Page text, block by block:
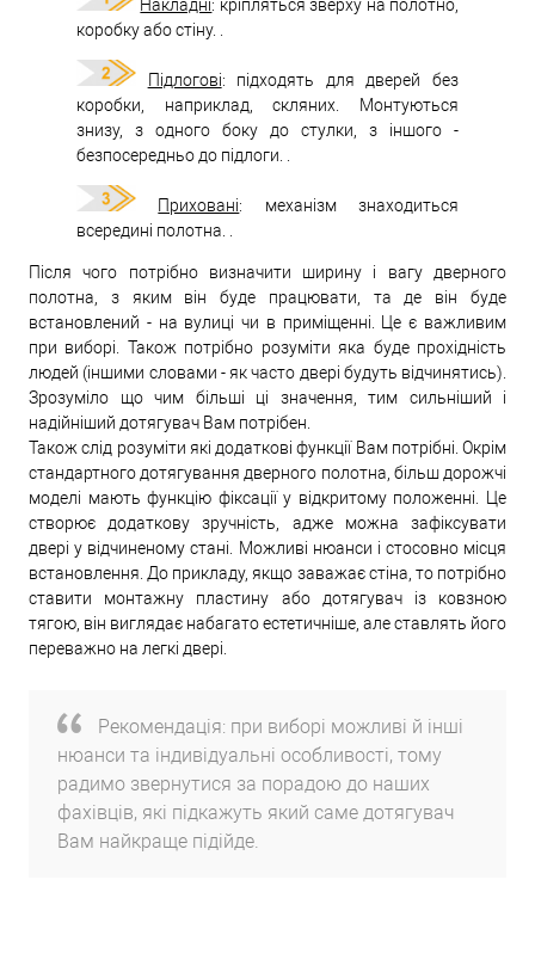
Накладні: кріпляться зверху на полотно,
коробку або стіну. .
Підлогові: підходять для дверей без
коробки, наприклад, скляних. Монтуються
знизу, з одного боку до стулки, з іншого -
безпосередньо до підлоги. .
Приховані: механізм знаходиться
всередині полотна. .
Після чого потрібно визначити ширину і вагу дверного
полотна, з яким він буде працювати, та де він буде
встановлений - на вулиці чи в приміщенні. Це є важливим
при виборі. Також потрібно розуміти яка буде прохідність
людей (іншими словами - як часто двері будуть відчинятись).
Зрозуміло що чим більші ці значення, тим сильніший і
надійніший дотягувач Вам потрібен.
Також слід розуміти які додаткові функції Вам потрібні. Окрім
стандартного дотягування дверного полотна, більш дорожчі
моделі мають функцію фіксації у відкритому положенні. Це
створює додаткову зручність, адже можна зафіксувати
двері у відчиненому стані. Можливі нюанси і стосовно місця
встановлення. До прикладу, якщо заважає стіна, то потрібно
ставити монтажну пластину або дотягувач із ковзною
тягою, він виглядає набагато естетичніше, але ставлять його
переважно на легкі двері.
Рекомендація: при виборі можливі й інші
нюанси та індивідуальні особливості, тому
радимо звернутися за порадою до наших
фахівців, які підкажуть який саме дотягувач
Вам найкраще підійде.